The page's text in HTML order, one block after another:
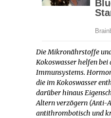
Die Mikronährstoffe
Kokoswasser helfen bei
Immunsystems.
die im Kokoswasser
darüber hinaus
Altern verzögern (Anti-
antithrombotisch und